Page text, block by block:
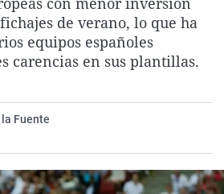
La rosa de los vientos
Gente viajera
Como el perro y el
Caso
Retornados
Equipo de
Extremadura
Galicia
La Rioja
Virales
Televisión
Elecciones
de verano, lo que ha
equipos españoles
carencias en sus plantillas.
Fuente